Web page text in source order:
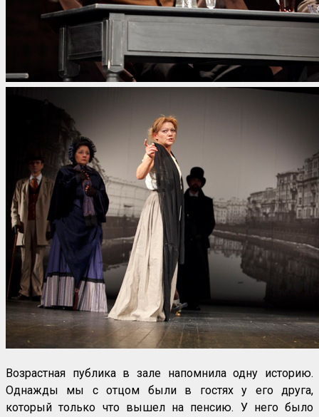
Возрастная публика в зале напомнила одну историю.
Однажды мы с отцом были в гостях у его друга,
который только что вышел на пенсию. У него было